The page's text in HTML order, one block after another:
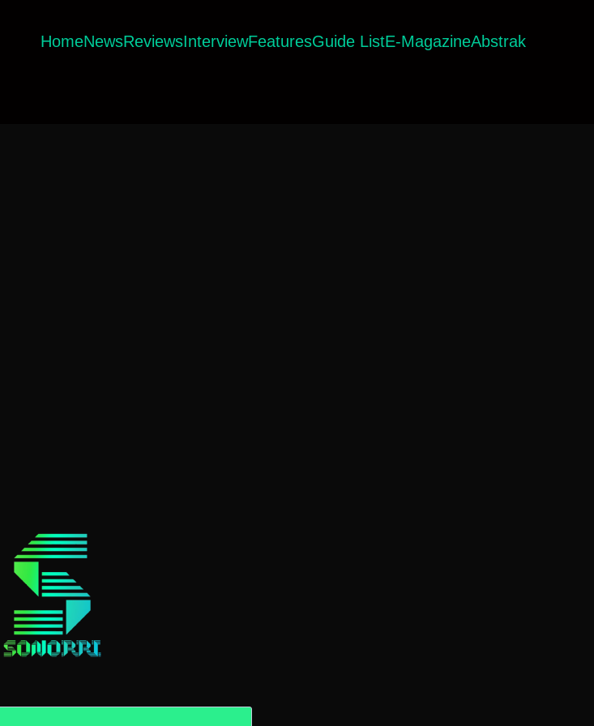
HomeNewsReviewsInterviewFeaturesGuide ListE-MagazineAbstrak